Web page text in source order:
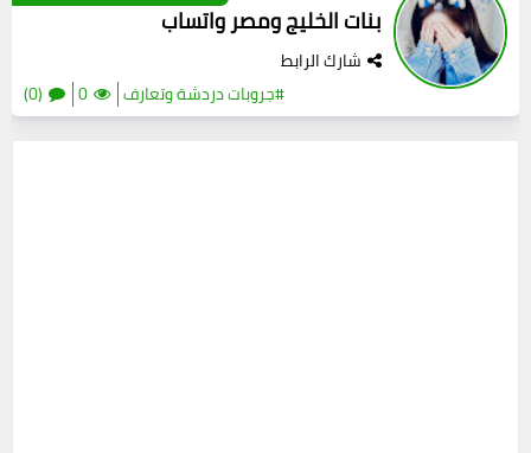
بنات الخليج ومصر واتساب
شارك الرابط
#جروبات دردشة وتعارف
0
(0)